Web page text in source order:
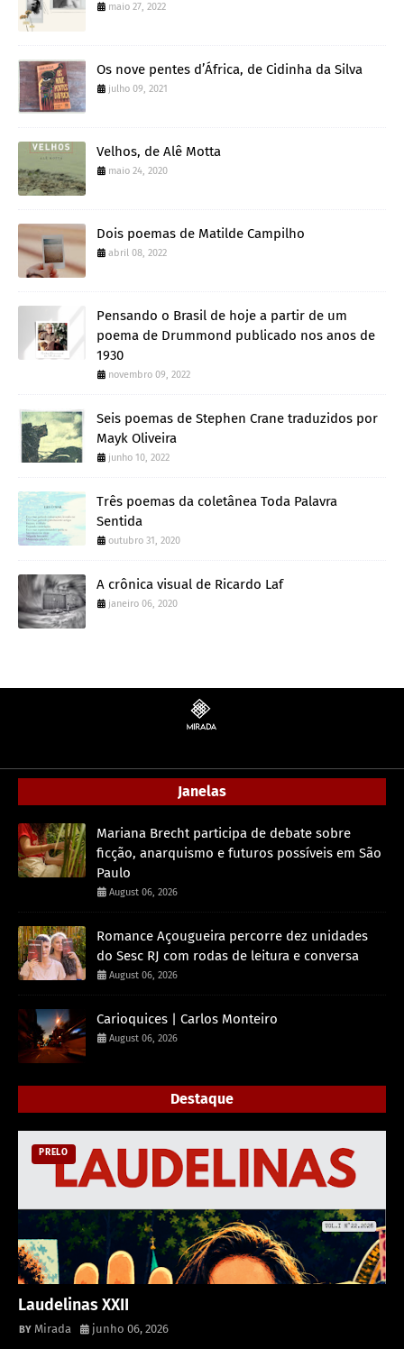
maio 27, 2022
Os nove pentes d’África, de Cidinha da Silva
julho 09, 2021
Velhos, de Alê Motta
maio 24, 2020
Dois poemas de Matilde Campilho
abril 08, 2022
Pensando o Brasil de hoje a partir de um
poema de Drummond publicado nos anos de
1930
novembro 09, 2022
Seis poemas de Stephen Crane traduzidos por
Mayk Oliveira
junho 10, 2022
Três poemas da coletânea Toda Palavra
Sentida
outubro 31, 2020
A crônica visual de Ricardo Laf
janeiro 06, 2020
Janelas
Mariana Brecht participa de debate sobre
ficção, anarquismo e futuros possíveis em São
Paulo
August 06, 2026
Romance Açougueira percorre dez unidades
do Sesc RJ com rodas de leitura e conversa
August 06, 2026
Carioquices | Carlos Monteiro
August 06, 2026
Destaque
PRELO
Laudelinas XXII
Mirada junho 06, 2026